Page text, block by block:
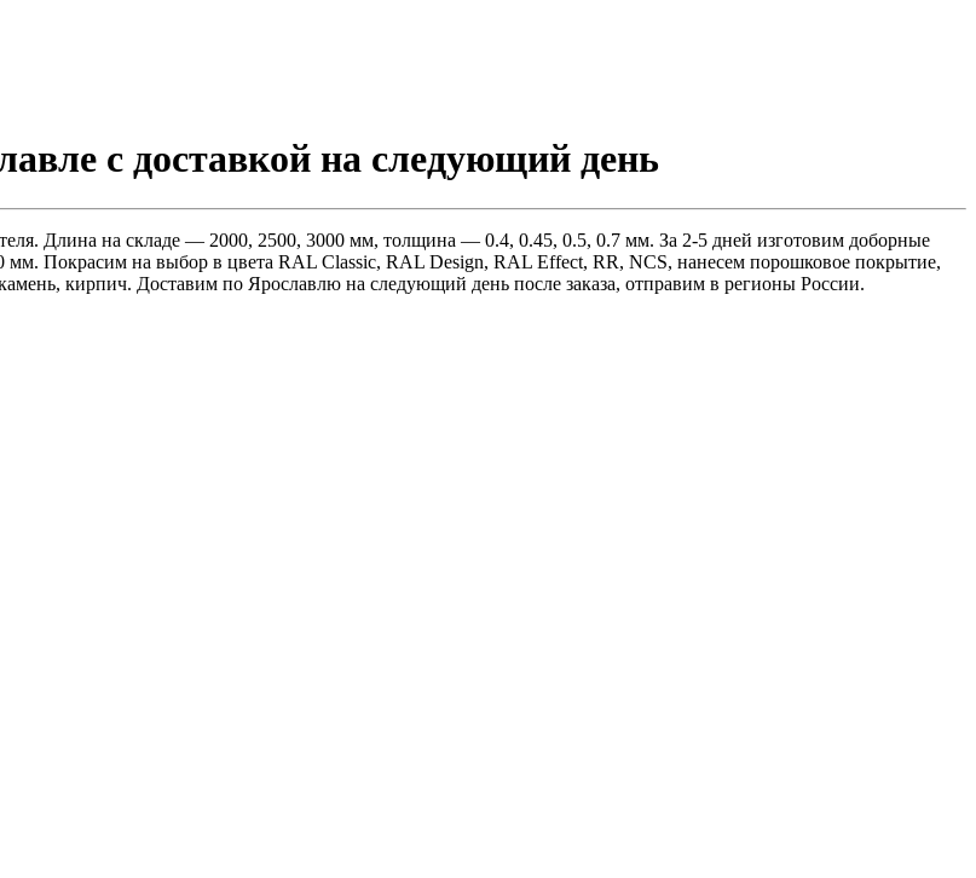
с доставкой на следующий день
Длина на складе — 2000, 2500, 3000 мм, толщина — 0.4, 0.45, 0.5, 0.7 мм. За 2-5 дней изготовим доборные
Покрасим на выбор в цвета RAL Classic, RAL Design, RAL Effect, RR, NCS, нанесем порошковое покрытие,
кирпич. Доставим по Ярославлю на следующий день после заказа, отправим в регионы России.